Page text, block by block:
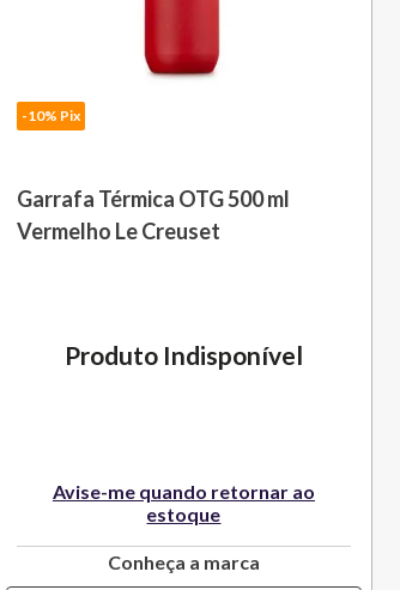
-10% Pix
Garrafa Térmica OTG 500 ml
Vermelho Le Creuset
Produto Indisponível
Avise-me quando retornar ao
estoque
Conheça a marca